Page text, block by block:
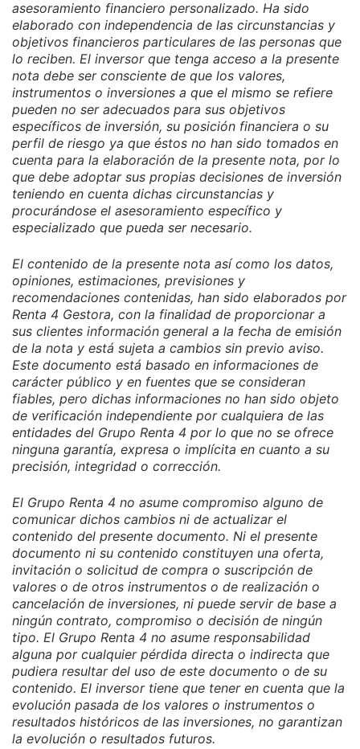
asesoramiento financiero personalizado. Ha sido
elaborado con independencia de las circunstancias y
objetivos financieros particulares de las personas que
lo reciben. El inversor que tenga acceso a la presente
nota debe ser consciente de que los valores,
instrumentos o inversiones a que el mismo se refiere
pueden no ser adecuados para sus objetivos
específicos de inversión, su posición financiera o su
perfil de riesgo ya que éstos no han sido tomados en
cuenta para la elaboración de la presente nota, por lo
que debe adoptar sus propias decisiones de inversión
teniendo en cuenta dichas circunstancias y
procurándose el asesoramiento específico y
especializado que pueda ser necesario.
El contenido de la presente nota así como los datos,
opiniones, estimaciones, previsiones y
recomendaciones contenidas, han sido elaborados por
Renta 4 Gestora, con la finalidad de proporcionar a
sus clientes información general a la fecha de emisión
de la nota y está sujeta a cambios sin previo aviso.
Este documento está basado en informaciones de
carácter público y en fuentes que se consideran
fiables, pero dichas informaciones no han sido objeto
de verificación independiente por cualquiera de las
entidades del Grupo Renta 4 por lo que no se ofrece
ninguna garantía, expresa o implícita en cuanto a su
precisión, integridad o corrección.
El Grupo Renta 4 no asume compromiso alguno de
comunicar dichos cambios ni de actualizar el
contenido del presente documento. Ni el presente
documento ni su contenido constituyen una oferta,
invitación o solicitud de compra o suscripción de
valores o de otros instrumentos o de realización o
cancelación de inversiones, ni puede servir de base a
ningún contrato, compromiso o decisión de ningún
tipo. El Grupo Renta 4 no asume responsabilidad
alguna por cualquier pérdida directa o indirecta que
pudiera resultar del uso de este documento o de su
contenido. El inversor tiene que tener en cuenta que la
evolución pasada de los valores o instrumentos o
resultados históricos de las inversiones, no garantizan
la evolución o resultados futuros.